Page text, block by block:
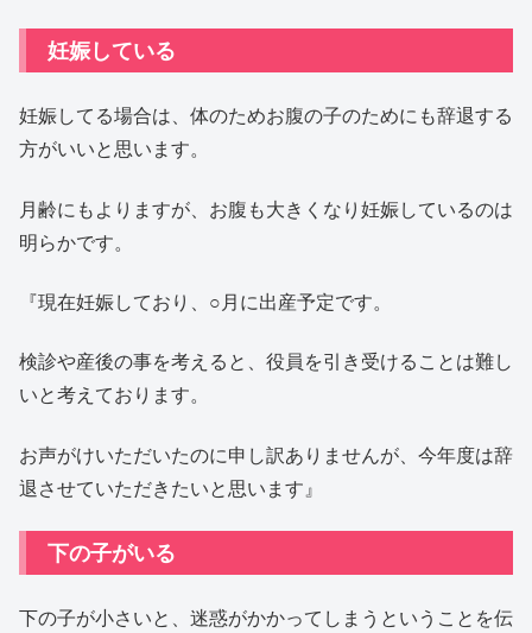
妊娠している
妊娠してる場合は、体のためお腹の子のためにも辞退する
方がいいと思います。
月齢にもよりますが、お腹も大きくなり妊娠しているのは
明らかです。
『現在妊娠しており、○月に出産予定です。
検診や産後の事を考えると、役員を引き受けることは難し
いと考えております。
お声がけいただいたのに申し訳ありませんが、今年度は辞
退させていただきたいと思います』
下の子がいる
下の子が小さいと、迷惑がかかってしまうということを伝